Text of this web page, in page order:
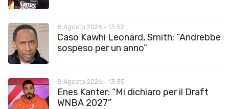
8 Agosto 2026 - 13:52
Caso Kawhi Leonard, Smith: “Andrebbe
sospeso per un anno”
8 Agosto 2026 - 13:35
Enes Kanter: “Mi dichiaro per il Draft
WNBA 2027”